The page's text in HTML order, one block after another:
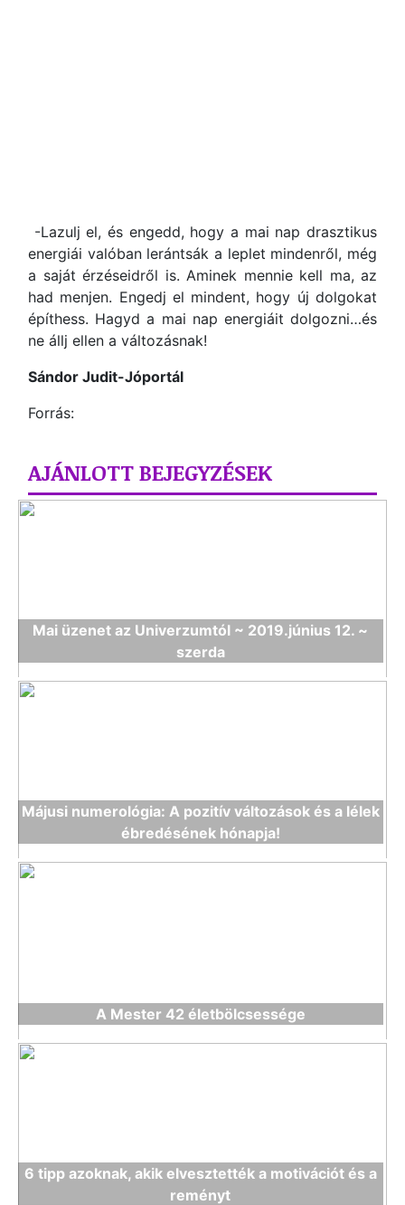
-Lazulj el, és engedd, hogy a mai nap drasztikus
energiái valóban lerántsák a leplet mindenről, még
a saját érzéseidről is. Aminek mennie kell ma, az
had menjen. Engedj el mindent, hogy új dolgokat
építhess. Hagyd a mai nap energiáit dolgozni…és
ne állj ellen a változásnak!
Sándor Judit-Jóportál
Forrás:
AJÁNLOTT BEJEGYZÉSEK
Mai üzenet az Univerzumtól ~ 2019.június 12. ~
szerda
Májusi numerológia: A pozitív változások és a lélek
ébredésének hónapja!
A Mester 42 életbölcsessége
6 tipp azoknak, akik elvesztették a motivációt és a
reményt